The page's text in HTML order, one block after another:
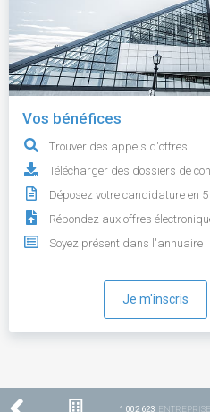
Vos bénéfices
Trouver des appels d'offres
Télécharger des dossiers de
Déposez votre candidature en
Répondez aux offres
Soyez présent dans l'annuaire
Je m'inscris
1 002 623